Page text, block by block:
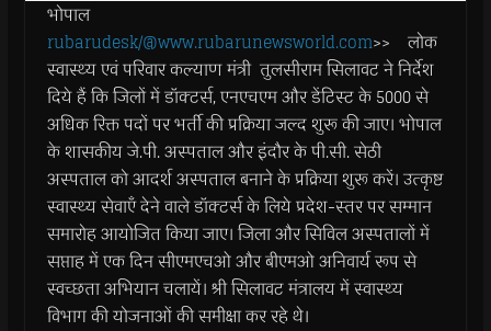
भोपाल
rubarudesk/@www.rubarunewsworld.com>> लोक
स्वास्थ्य एवं परिवार कल्याण मंत्री तुलसीराम सिलावट ने निर्देश
दिये हैं कि जिलों में डॉक्टर्स, एनएचएम और डेंटिस्ट के 5000 से
अधिक रिक्त पदों पर भर्ती की प्रक्रिया जल्द शुरू की जाए। भोपाल
के शासकीय जे.पी. अस्पताल और इंदौर के पी.सी. सेठी
अस्पताल को आदर्श अस्पताल बनाने के प्रक्रिया शुरू करें। उत्कृष्ट
स्वास्थ्य सेवाएँ देने वाले डॉक्टर्स के लिये प्रदेश-स्तर पर सम्मान
समारोह आयोजित किया जाए। जिला और सिविल अस्पतालों में
सप्ताह में एक दिन सीएमएचओ और बीएमओ अनिवार्य रूप से
स्वच्छता अभियान चलायें। श्री सिलावट मंत्रालय में स्वास्थ्य
विभाग की योजनाओं की समीक्षा कर रहे थे।